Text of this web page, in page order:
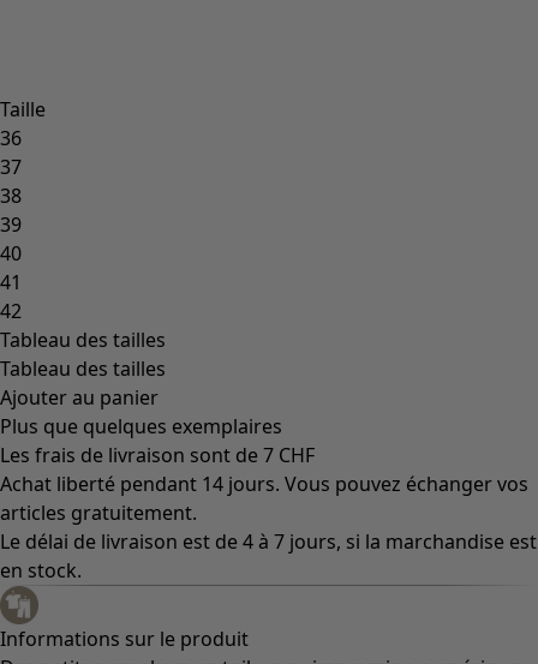
Étendues champêtres
Coimbatore
Les classiques de Gudrun
Des tournesols pour le HCR